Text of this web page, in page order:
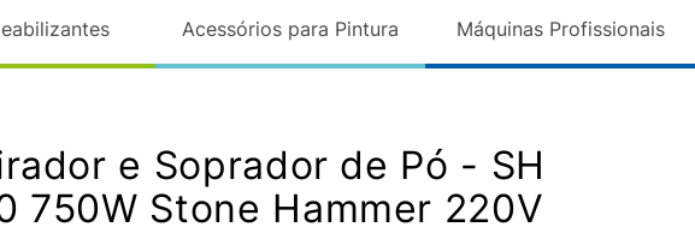
Acessórios para Pintura Máquinas Profissionais
e Soprador de Pó - SH
750W Stone Hammer 220V